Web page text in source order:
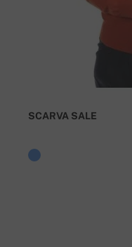
SCARVA SALE